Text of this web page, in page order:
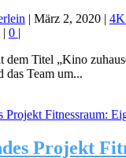
| März 2, 2020| 4K
| 0 |
dem Titel „Kino
das Team um...
Projekt